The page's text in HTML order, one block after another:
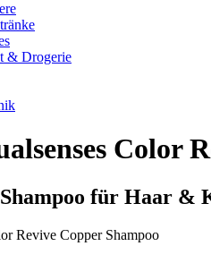
& Drogerie
Color
für Haar &
Revive Copper Shampoo